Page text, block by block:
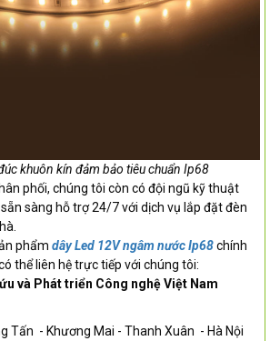
khuôn kín đảm bảo tiêu chuẩn Ip68
phối, chúng tôi còn có đội ngũ kỹ thuật
sàng hỗ trợ 24/7 với dịch vụ lắp đặtđèn
phẩm dây Led 12V ngâm nước Ip68chính
thể liên hệ trực tiếp với chúng tôi:
và Phát triển Công nghệ Việt Nam
Tấn - Khương Mai - Thanh Xuân - Hà Nội